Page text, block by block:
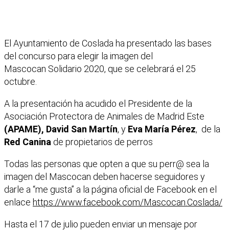
El Ayuntamiento de Coslada ha presentado las bases
del concurso para elegir la imagen del
Mascocan Solidario 2020, que se celebrará el 25
octubre.
A la presentación ha acudido el Presidente de la
Asociación Protectora de Animales de Madrid Este
(APAME), David San Martín, y Eva María Pérez, de la
Red Canina de propietarios de perros
Todas las personas que opten a que su perr@ sea la
imagen del Mascocan deben hacerse seguidores y
darle a “me gusta” a la página oficial de Facebook en el
enlace https://www.facebook.com/Mascocan.Coslada/
Hasta el 17 de julio pueden enviar un mensaje por